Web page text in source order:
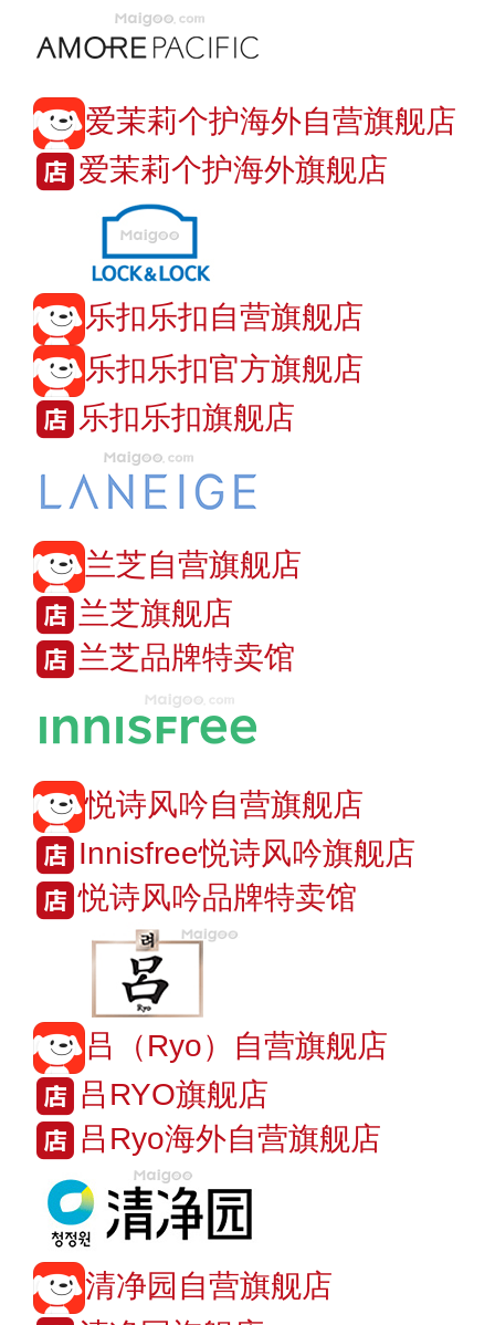
爱茉莉个护海外自营旗舰店
爱茉莉个护海外旗舰店
乐扣乐扣自营旗舰店
乐扣乐扣官方旗舰店
乐扣乐扣旗舰店
兰芝自营旗舰店
兰芝旗舰店
兰芝品牌特卖馆
悦诗风吟自营旗舰店
Innisfree悦诗风吟旗舰店
悦诗风吟品牌特卖馆
吕（Ryo）自营旗舰店
吕RYO旗舰店
吕Ryo海外自营旗舰店
清净园自营旗舰店